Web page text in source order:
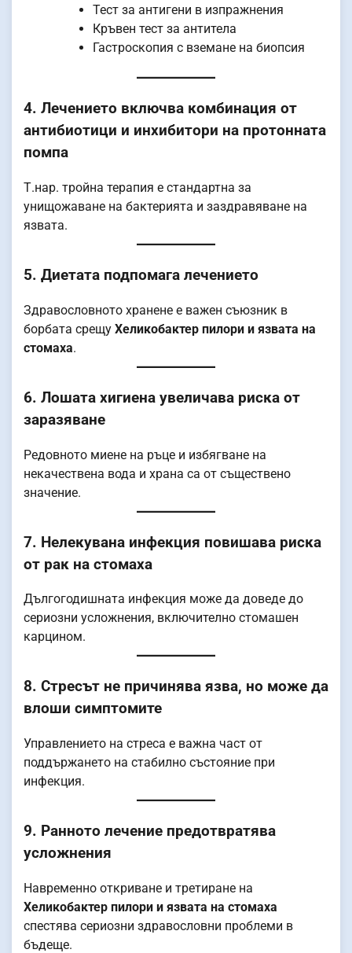
Тест за антигени в изпражнения
Кръвен тест за антитела
Гастроскопия с вземане на биопсия
4. Лечението включва комбинация от
антибиотици и инхибитори на протонната
помпа
Т.нар. тройна терапия е стандартна за
унищожаване на бактерията и заздравяване на
язвата.
5. Диетата подпомага лечението
Здравословното хранене е важен съюзник в
борбата срещу Хеликобактер пилори и язвата на
стомаха.
6. Лошата хигиена увеличава риска от
заразяване
Редовното миене на ръце и избягване на
некачествена вода и храна са от съществено
значение.
7. Нелекувана инфекция повишава риска
от рак на стомаха
Дългогодишната инфекция може да доведе до
сериозни усложнения, включително стомашен
карцином.
8. Стресът не причинява язва, но може да
влоши симптомите
Управлението на стреса е важна част от
поддържането на стабилно състояние при
инфекция.
9. Ранното лечение предотвратява
усложнения
Навременно откриване и третиране на
Хеликобактер пилори и язвата на стомаха
спестява сериозни здравословни проблеми в
бъдеще.